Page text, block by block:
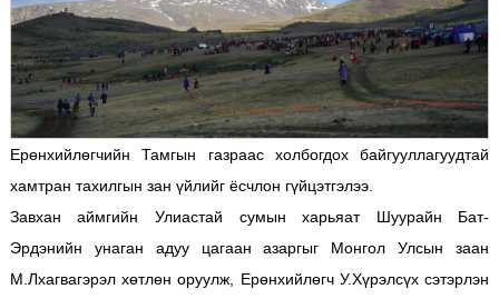
Ерөнхийлөгчийн Тамгын газраас холбогдох байгууллагуудтай
хамтран тахилгын зан үйлийг ёсчлон гүйцэтгэлээ.
Завхан аймгийн Улиастай сумын харьяат Шуурайн Бат-
Эрдэнийн унаган адуу цагаан азаргыг Монгол Улсын заан
М.Лхагвагэрэл хөтлөн оруулж, Ерөнхийлөгч У.Хүрэлсүх сэтэрлэн